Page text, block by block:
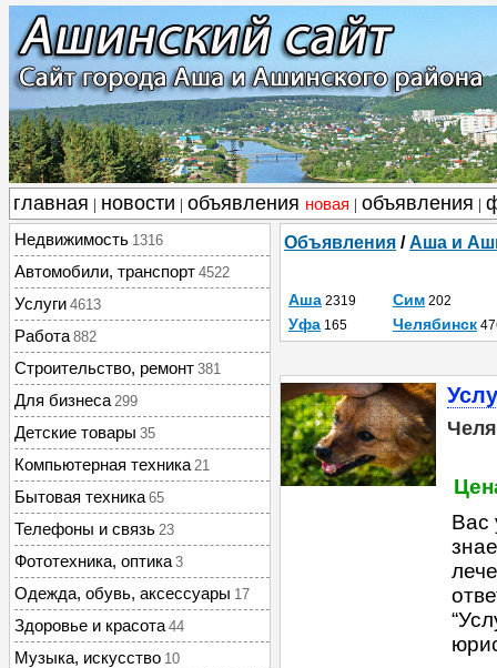
главная новости объявления новая объявления
Недвижимость 1316
Автомобили, транспорт 4522
Услуги 4613
Работа 882
Строительство, ремонт 381
Для бизнеса 299
Детские товары 35
Компьютерная техника 21
Бытовая техника 65
Телефоны и связь 23
Фототехника, оптика 3
Одежда, обувь, аксессуары 17
Здоровье и красота 44
Музыка, искусство 10
Объявления /Аша и
Аша 2319 Сим 202
Уфа 165 Челябинск
Вас